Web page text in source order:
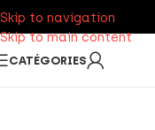
Skip to navigation
Skip to main content
CATÉGORIES